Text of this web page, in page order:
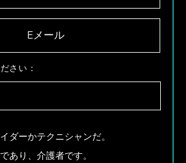
さい：
ダーかテクニシャンだ。
あり、介護者です。